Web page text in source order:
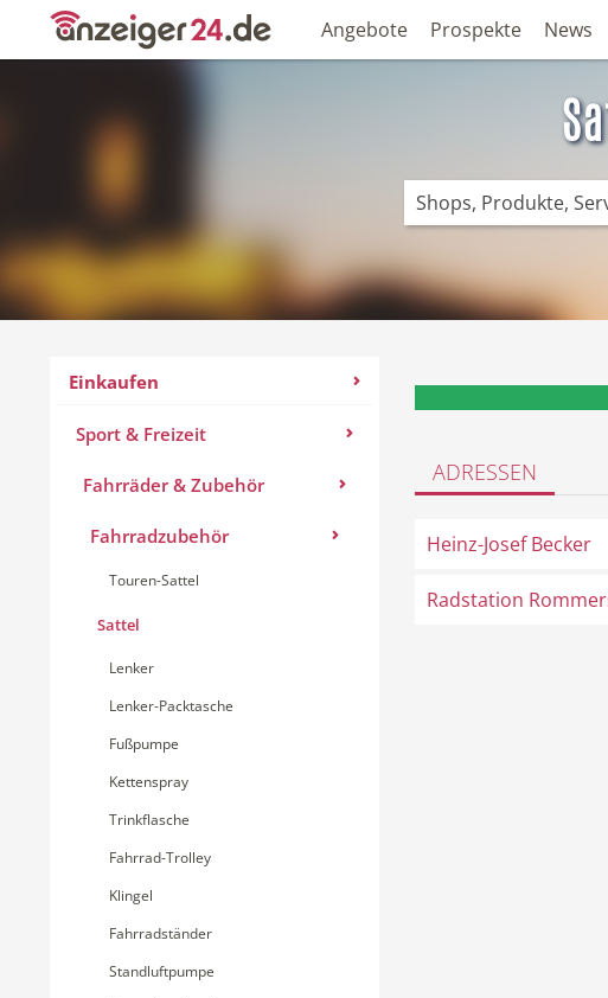
Angebote Prospekte News
Einkaufen
Sport & Freizeit
Fahrräder & Zubehör
Fahrradzubehör
Touren-Sattel
Sattel
Lenker
Lenker-Packtasche
Fußpumpe
Kettenspray
Trinkflasche
Fahrrad-Trolley
Klingel
Fahrradständer
Standluftpumpe
ADRESSEN
Heinz-Josef Becker
Radstation